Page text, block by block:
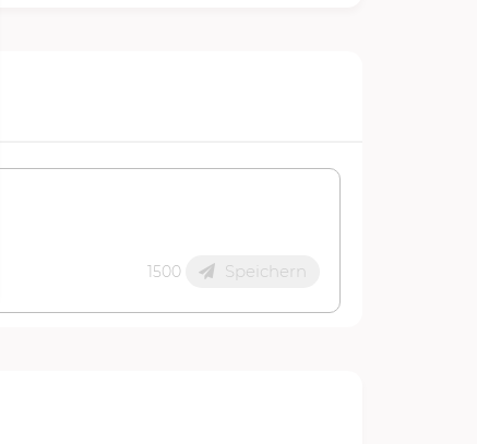
1500 Speichern